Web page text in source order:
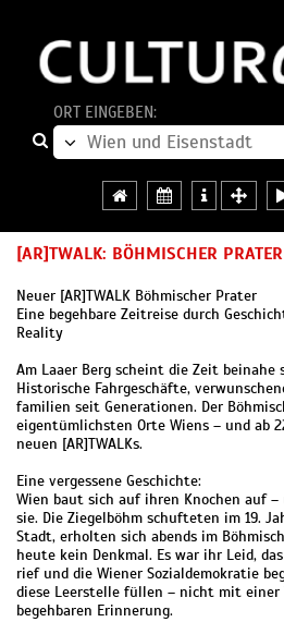
ORT EINGEBEN:
[AR]TWALK: BÖHMISCHER
Neuer [AR]TWALK Böhmischer Prater
Eine begehbare Zeitreise durch
Reality
Am Laaer Berg scheint die Zeit beinahe
Historische Fahrgeschäfte,
familien seit Generationen. Der
eigentümlichsten Orte Wiens – und ab
neuen [AR]TWALKs.
Eine vergessene Geschichte:
Wien baut sich auf ihren Knochen auf
sie. Die Ziegelböhm schufteten im 19.
Stadt, erholten sich abends im
heute kein Denkmal. Es war ihr Leid,
rief und die Wiener Sozialdemokratie
diese Leerstelle füllen – nicht mit einer
begehbaren Erinnerung.